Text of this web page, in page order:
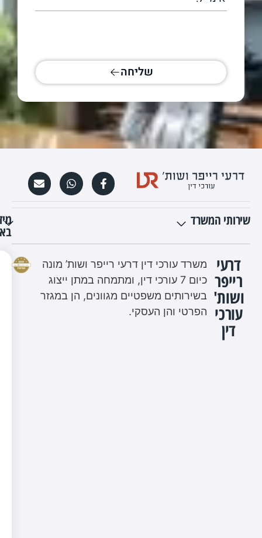
שליחה
שירותי המשרד
דרעי
רייפר
ושות'
עורכי
דין
משרד עורכי דין דרעי רייפר ושות’ מונה
כיום 7 עורכי דין, ומתמחה במתן ייצוג
בשירותים משפטיים מגוונים, הן במגזר
הפרטי והן העסקי.